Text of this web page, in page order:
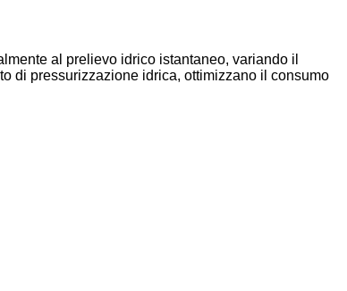
al prelievo idrico istantaneo, variando il
di pressurizzazione idrica, ottimizzano il consumo